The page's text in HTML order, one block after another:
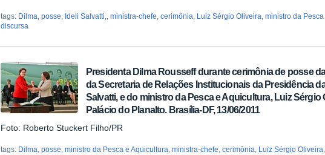
tags: Dilma,posse, Ideli Salvatti,,ministra-chefe,cerimônia, Luiz Sérgio Oliveira,ministro da
discursa
Presidenta Dilma Rousseff durante cerimônia de posse
da Secretaria de Relações Institucionais da Presidência
Salvatti, e do ministro da Pesca e Aquicultura, Luiz Sérgio
Palácio do Planalto. Brasília-DF, 13/06/2011
Foto: Roberto Stuckert Filho/PR
tags: Dilma,posse,ministro da Pesca e Aquicultura,ministra-chefe,cerimônia, Luiz Sérgio Oliveira,